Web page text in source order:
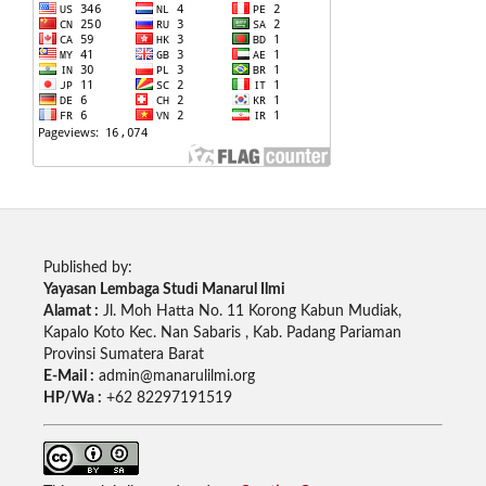
Published by:
Yayasan Lembaga Studi Manarul Ilmi
Alamat : Jl. Moh Hatta No. 11 Korong Kabun Mudiak,
Kapalo Koto Kec. Nan Sabaris , Kab. Padang Pariaman
Provinsi Sumatera Barat
E-Mail : admin@manarulilmi.org
HP/Wa : +62 82297191519